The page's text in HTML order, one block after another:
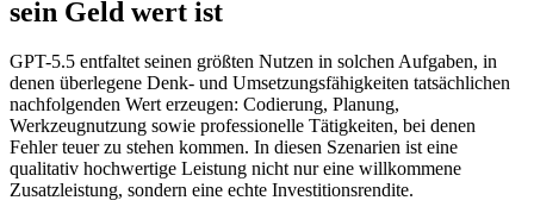
sein Geld wert ist
GPT-5.5 entfaltet seinen größten Nutzen in solchen Aufgaben, in
denen überlegene Denk- und Umsetzungsfähigkeiten tatsächlichen
nachfolgenden Wert erzeugen: Codierung, Planung,
Werkzeugnutzung sowie professionelle Tätigkeiten, bei denen
Fehler teuer zu stehen kommen. In diesen Szenarien ist eine
qualitativ hochwertige Leistung nicht nur eine willkommene
Zusatzleistung, sondern eine echte Investitionsrendite.